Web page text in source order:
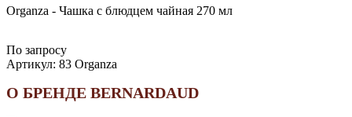
Organza - Чашка с блюдцем чайная 270 мл
По запросу
Артикул: 83 Organza
О БРЕНДЕ BERNARDAUD